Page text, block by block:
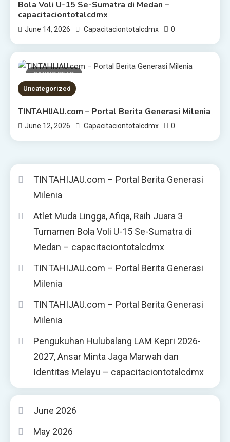
Bola Voli U-15 Se-Sumatra di Medan –
capacitaciontotalcdmx
June 14, 2026 Capacitaciontotalcdmx 0
2 MINS READ
Uncategorized
TINTAHIJAU.com – Portal Berita Generasi Milenia
June 12, 2026 Capacitaciontotalcdmx 0
TINTAHIJAU.com – Portal Berita Generasi
Milenia
Atlet Muda Lingga, Afiqa, Raih Juara 3
Turnamen Bola Voli U-15 Se-Sumatra di
Medan – capacitaciontotalcdmx
TINTAHIJAU.com – Portal Berita Generasi
Milenia
TINTAHIJAU.com – Portal Berita Generasi
Milenia
Pengukuhan Hulubalang LAM Kepri 2026-
2027, Ansar Minta Jaga Marwah dan
Identitas Melayu – capacitaciontotalcdmx
June 2026
May 2026